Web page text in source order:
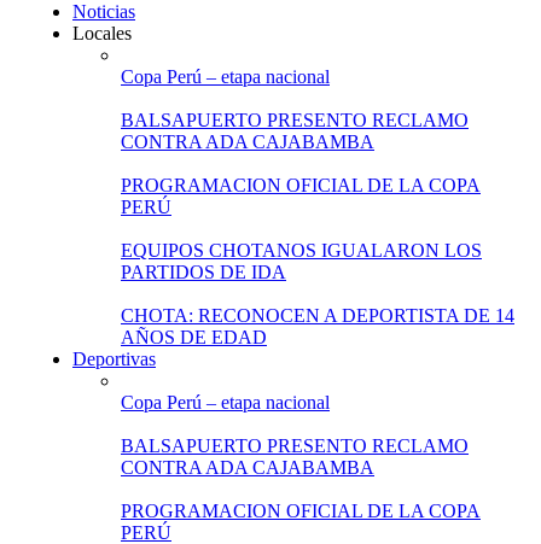
Noticias
Locales
Copa Perú – etapa nacional
BALSAPUERTO PRESENTO RECLAMO
CONTRA ADA CAJABAMBA
PROGRAMACION OFICIAL DE LA COPA
PERÚ
EQUIPOS CHOTANOS IGUALARON LOS
PARTIDOS DE IDA
CHOTA: RECONOCEN A DEPORTISTA DE 14
AÑOS DE EDAD
Deportivas
Copa Perú – etapa nacional
BALSAPUERTO PRESENTO RECLAMO
CONTRA ADA CAJABAMBA
PROGRAMACION OFICIAL DE LA COPA
PERÚ